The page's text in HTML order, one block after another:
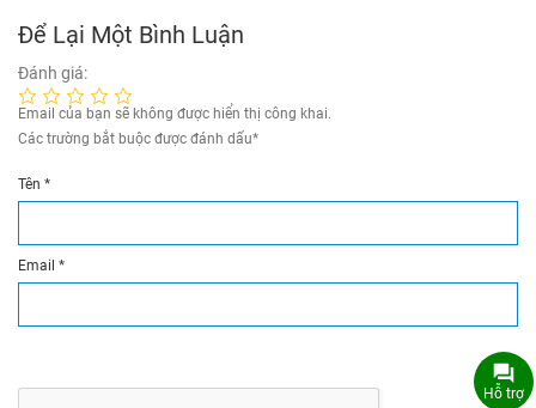
Để Lại Một Bình Luận
Đánh giá:
Email của bạn sẽ không được hiển thị công khai.
Các trường bắt buộc được đánh dấu*
Tên *
Email *
Hỗ trợ